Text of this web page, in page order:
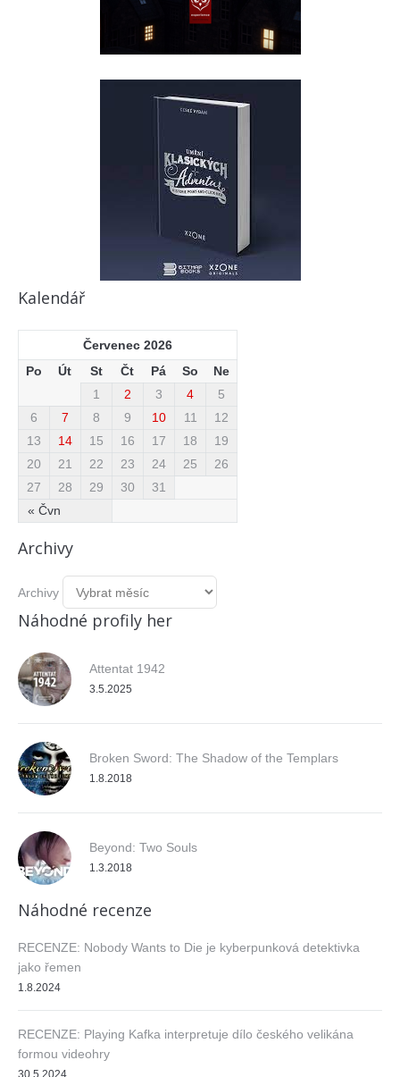
Kalendář
Červenec 2026
Po
Út St Čt Pá So Ne
« Čvn
1 2 3 4
5
6
7 8 9 10 11
12
13
14 15 16 17 18
19
20
21 22 23 24 25
26
27
28 29 30 31
Archivy
Archivy
Náhodné profily her
Attentat 1942
3.5.2025
Broken Sword: The Shadow of the Templars
1.8.2018
Beyond: Two Souls
1.3.2018
Náhodné recenze
RECENZE: Nobody Wants to Die je kyberpunková detektivka
jako řemen
1.8.2024
RECENZE: Playing Kafka interpretuje dílo českého velikána
formou videohry
30.5.2024